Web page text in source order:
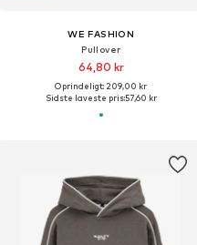
WE FASHION
Pullover
64,80 kr
Oprindeligt: 209,00 kr
Sidste laveste pris:57,60 kr